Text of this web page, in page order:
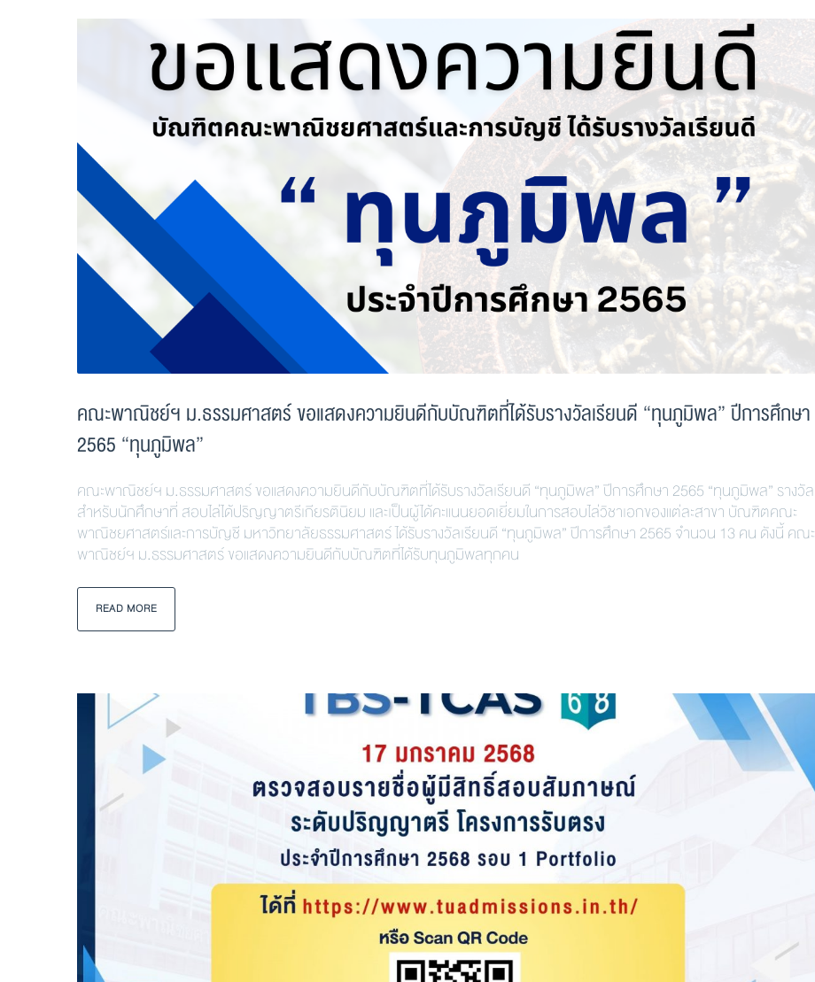
คณะพาณิชย์ฯ ม.ธรรมศาสตร์ ขอแสดงความยินดีกับบัณฑิตที่ได้รับรางวัลเรียนดี “ทุนภูมิพล” ปีการศึกษา
2565 “ทุนภูมิพล”
คณะพาณิชย์ฯ ม.ธรรมศาสตร์ ขอแสดงความยินดีกับบัณฑิตที่ได้รับรางวัลเรียนดี “ทุนภูมิพล” ปีการศึกษา 2565 “ทุนภูมิพล” รางวัล
สำหรับนักศึกษาที่ สอบไล่ได้ปริญญาตรีเกียรตินิยม และเป็นผู้ได้คะแนนยอดเยี่ยมในการสอบไล่วิชาเอกของแต่ละสาขา บัณฑิตคณะ
พาณิชยศาสตร์และการบัญชี มหาวิทยาลัยธรรมศาสตร์ ได้รับรางวัลเรียนดี “ทุนภูมิพล” ปีการศึกษา 2565 จำนวน 13 คน ดังนี้ คณะ
พาณิชย์ฯ ม.ธรรมศาสตร์ ขอแสดงความยินดีกับบัณฑิตที่ได้รับทุนภูมิพลทุกคน
READ MORE